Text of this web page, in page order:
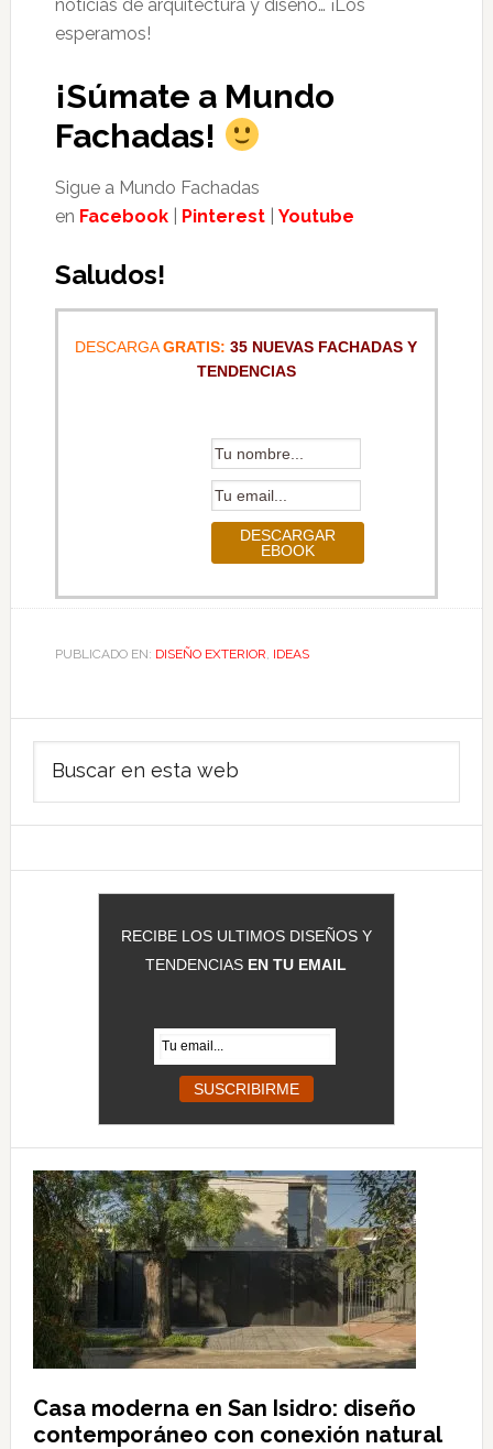
noticias de arquitectura y diseño… ¡Los
esperamos!
¡Súmate a Mundo
Fachadas!
Sigue a Mundo Fachadas
en Facebook| Pinterest Youtube
Saludos!
DESCARGAGRATIS: 35 NUEVAS FACHADAS Y
TENDENCIAS
PUBLICADO EN: DISEÑO EXTERIOR, IDEAS
Barra
lateral
principal
RECIBE LOS ULTIMOS DISEÑOS Y
TENDENCIAS EN TU EMAIL
Casa moderna en San Isidro: diseño
contemporáneo con conexión natural